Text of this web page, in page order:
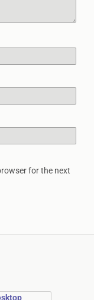
for the next